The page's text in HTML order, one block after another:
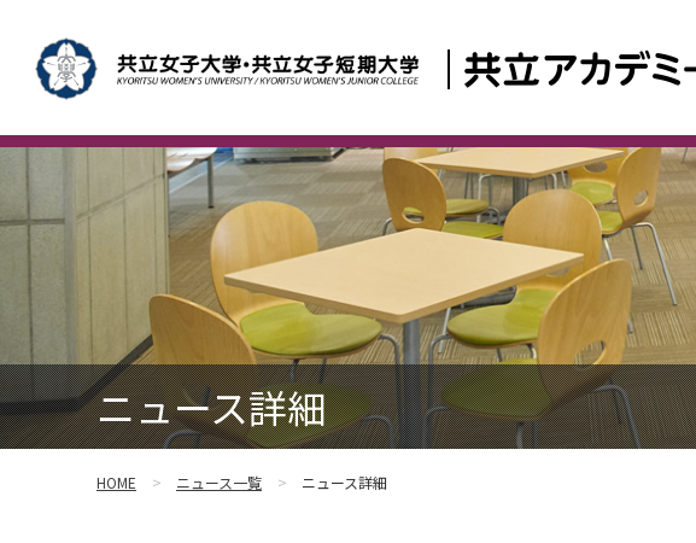
ニュース詳細
HOME ニュース一覧 ニュース詳細